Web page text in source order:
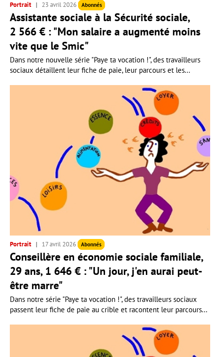
Portrait 23 avril 2026 Abonnés
Assistante sociale à la Sécurité sociale,
2 566 € : "Mon salaire a augmenté moins
vite que le Smic"
Dans notre nouvelle série "Paye ta vocation !", des travailleurs
sociaux détaillent leur fiche de paie, leur parcours et les...
Portrait 17 avril 2026 Abonnés
Conseillère en économie sociale familiale,
29 ans, 1 646 € : "Un jour, j'en aurai peut-
être marre"
Dans notre série "Paye ta vocation !", des travailleurs sociaux
passent leur fiche de paie au crible et racontent leur parcours...